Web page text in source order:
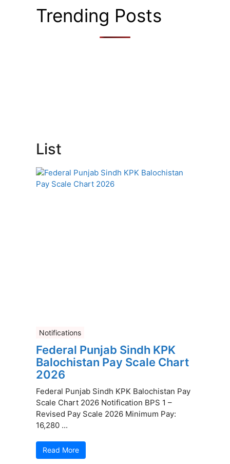
Trending Posts
List
Notifications
Federal Punjab Sindh KPK
Balochistan Pay Scale Chart
2026
Federal Punjab Sindh KPK Balochistan Pay
Scale Chart 2026 Notification BPS 1 –
Revised Pay Scale 2026 Minimum Pay:
16,280 ...
Read More